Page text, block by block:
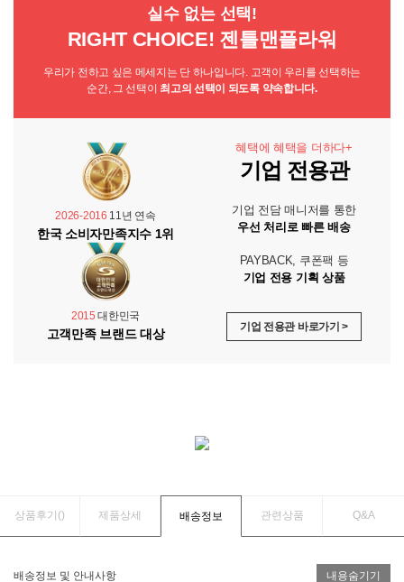
실수 없는 선택!
RIGHT CHOICE! 젠틀맨플라워
우리가 전하고 싶은 메세지는 단 하나입니다. 고객이 우리를 선택하는
순간, 그 선택이 최고의 선택이 되도록 약속합니다.
2026-2016 11년 연속
한국 소비자만족지수 1위
2015 대한민국
고객만족 브랜드 대상
혜택에 혜택을 더하다+
기업 전용관
기업 전담 매니저를 통한
우선 처리로 빠른 배송
PAYBACK, 쿠폰팩 등
기업 전용 기획 상품
기업 전용관 바로가기 >
상품후기() 제품상세 배송정보 관련상품 Q&A
배송정보 및 안내사항 내용숨기기